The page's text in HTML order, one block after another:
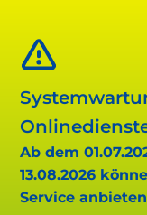
Ab dem
13.08.2026
Service